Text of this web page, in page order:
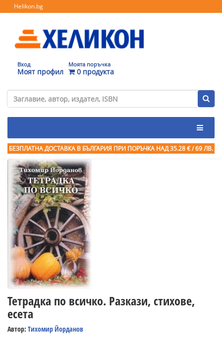
Helikon.bg
Вход
Моят профил
Моята поръчка
0 продукта
БЕЗПЛАТНА ДОСТАВКА В БЪЛГАРИЯ ПРИ ПОРЪЧКА НАД 35.28 € / 69 ЛВ.
Тетрадка по всичко. Разкази, стихове,
есета
Автор: Тихомир Йорданов